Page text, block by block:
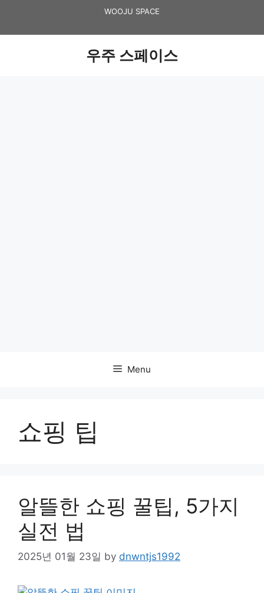
content
WOOJU SPACE
우주 스페이스
Menu
쇼핑 팁
알뜰한 쇼핑 꿀팁, 5가지
실전 법
2025년 01월 23일 by dnwntjs1992